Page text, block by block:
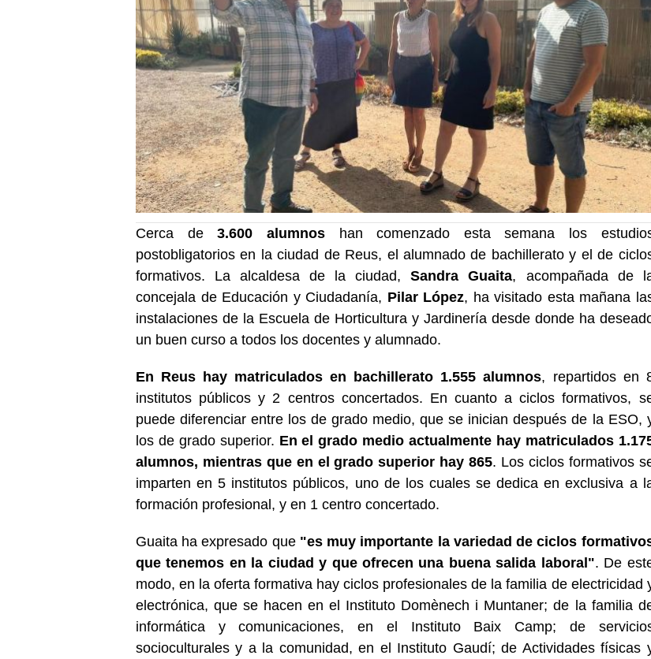
Cerca de3.600 alumnoshan comenzado esta semana los
postobligatorios en la ciudad de Reus, el alumnado de bachillerato y el de
formativos. La alcaldesa de la ciudad,Sandra Guaita, acompañada de
concejala de Educación y Ciudadanía, Pilar López, ha visitado esta mañana
instalaciones de la Escuela de Horticultura y Jardinería desde donde ha
un buen curso a todos los docentes y alumnado.
En Reus hay matriculados en bachillerato 1.555 alumnos, repartidos en
institutos públicos y 2 centros concertados. En cuanto a ciclos formativos,
puede diferenciar entre los de grado medio, que se inician después de la ESO,
los de grado superior. En el grado medio actualmente hay matriculados
alumnos, mientras que en el grado superior hay 865. Los ciclos formativos
imparten en 5 institutos públicos, uno de los cuales se dedica en exclusiva a
formación profesional, y en 1 centro concertado.
Guaita ha expresado que "es muy importante la variedad de ciclos
que tenemos en la ciudad y que ofrecen una buena salida laboral". De
modo, en la oferta formativa hay ciclos profesionales de la familia de electricidad
electrónica, que se hacen en el Instituto Domènech i Muntaner; de la familia
informática y comunicaciones, en el Instituto Baix Camp; de
socioculturales y a la comunidad, en el Instituto Gaudí; de Actividades físicas